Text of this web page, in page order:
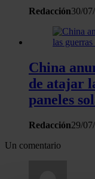
Redacción30/
China
de atajar
paneles
Redacción29/
Un comentario